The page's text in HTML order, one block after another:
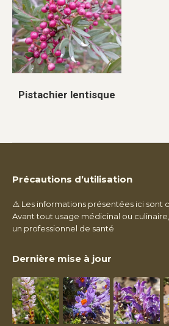
Pistachier lentisque
Précautions d’utilisation
⚠️ Les informations présentées ici sont
Avant tout usage médicinal ou
un professionnel de santé
Dernière mise à jour